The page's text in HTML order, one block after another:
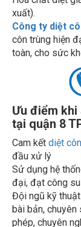
xuất).
Công ty diệt
côn trùng hiện
toàn, cho sức
Ưu điểm khi
tại quận 8
Cam kết diệt
đầu xử lý
Sử dụng hệ
đại, đạt công
Đội ngũ kỹ
bài bản, chuyên
phép, chuyên